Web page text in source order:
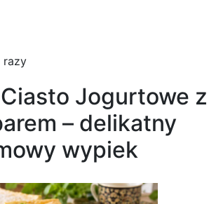
razy
Jogurtowe z
– delikatny
wypiek